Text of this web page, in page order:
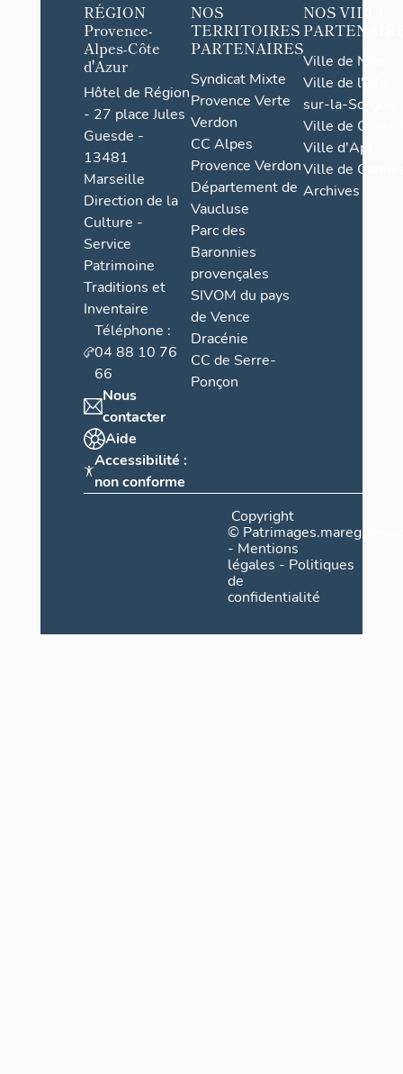
RÉGION
Provence-
Alpes-Côte
d'Azur
Hôtel de Région
- 27 place Jules
Guesde -
13481
Marseille
Direction de la
Culture -
Service
Patrimoine
Traditions et
Inventaire
Téléphone :
04 88 10 76
66
Nous
contacter
Aide
Accessibilité :
non conforme
NOS
TERRITOIRES
PARTENAIRES
Syndicat Mixte
Provence Verte
Verdon
CC Alpes
Provence Verdon
Département de
Vaucluse
Parc des
Baronnies
provençales
SIVOM du pays
de Vence
Dracénie
CC de Serre-
Ponçon
NOS VILLES
Ville de Nice
Ville de l'Isle-
sur-la-Sorgue
Ville de Grasse
Ville d'Apt
Ville de
Archives
Copyright
©
- Mentions
légales - Politiques
de
confidentialité